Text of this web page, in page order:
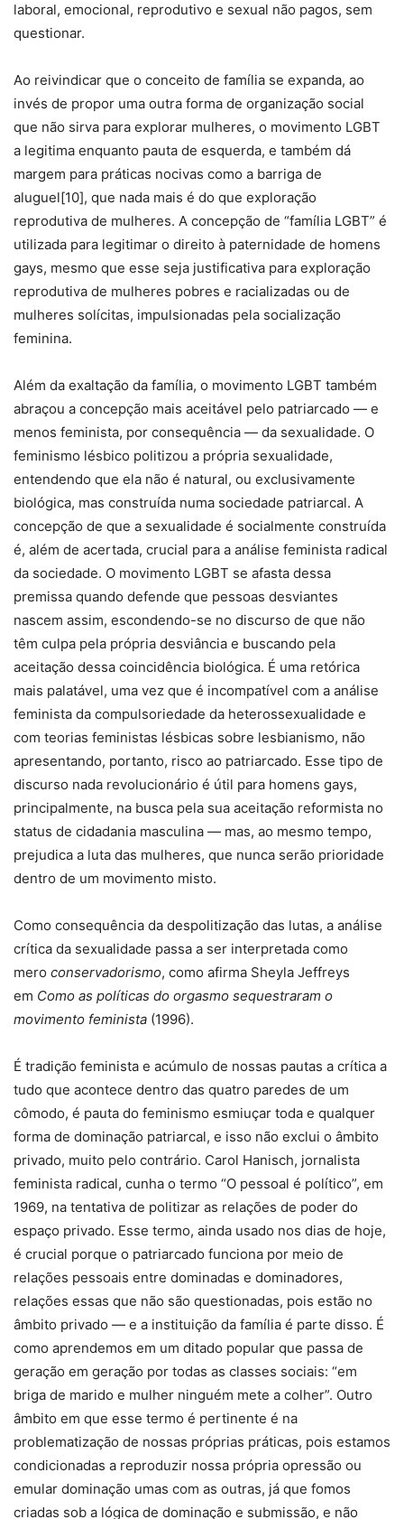
laboral, emocional, reprodutivo e sexual não pagos, sem
questionar.
Ao reivindicar que o conceito de família se expanda, ao
invés de propor uma outra forma de organização social
que não sirva para explorar mulheres, o movimento LGBT
a legitima enquanto pauta de esquerda, e também dá
margem para práticas nocivas como a barriga de
aluguel[10], que nada mais é do que exploração
reprodutiva de mulheres. A concepção de “família LGBT” é
utilizada para legitimar o direito à paternidade de homens
gays, mesmo que esse seja justificativa para exploração
reprodutiva de mulheres pobres e racializadas ou de
mulheres solícitas, impulsionadas pela socialização
feminina.
Além da exaltação da família, o movimento LGBT também
abraçou a concepção mais aceitável pelo patriarcado — e
menos feminista, por consequência — da sexualidade. O
feminismo lésbico politizou a própria sexualidade,
entendendo que ela não é natural, ou exclusivamente
biológica, mas construída numa sociedade patriarcal. A
concepção de que a sexualidade é socialmente construída
é, além de acertada, crucial para a análise feminista radical
da sociedade. O movimento LGBT se afasta dessa
premissa quando defende que pessoas desviantes
nascem assim, escondendo-se no discurso de que não
têm culpa pela própria desviância e buscando pela
aceitação dessa coincidência biológica. É uma retórica
mais palatável, uma vez que é incompatível com a análise
feminista da compulsoriedade da heterossexualidade e
com teorias feministas lésbicas sobre lesbianismo, não
apresentando, portanto, risco ao patriarcado. Esse tipo de
discurso nada revolucionário é útil para homens gays,
principalmente, na busca pela sua aceitação reformista no
status de cidadania masculina — mas, ao mesmo tempo,
prejudica a luta das mulheres, que nunca serão prioridade
dentro de um movimento misto.
Como consequência da despolitização das lutas, a análise
crítica da sexualidade passa a ser interpretada como
mero conservadorismo, como afirma Sheyla Jeffreys
em Como as políticas do orgasmo sequestraram o
movimento feminista (1996).
É tradição feminista e acúmulo de nossas pautas a crítica a
tudo que acontece dentro das quatro paredes de um
cômodo, é pauta do feminismo esmiuçar toda e qualquer
forma de dominação patriarcal, e isso não exclui o âmbito
privado, muito pelo contrário. Carol Hanisch, jornalista
feminista radical, cunha o termo “O pessoal é político”, em
1969, na tentativa de politizar as relações de poder do
espaço privado. Esse termo, ainda usado nos dias de hoje,
é crucial porque o patriarcado funciona por meio de
relações pessoais entre dominadas e dominadores,
relações essas que não são questionadas, pois estão no
âmbito privado — e a instituição da família é parte disso. É
como aprendemos em um ditado popular que passa de
geração em geração por todas as classes sociais: “em
briga de marido e mulher ninguém mete a colher”. Outro
âmbito em que esse termo é pertinente é na
problematização de nossas próprias práticas, pois estamos
condicionadas a reproduzir nossa própria opressão ou
emular dominação umas com as outras, já que fomos
criadas sob a lógica de dominação e submissão, e não